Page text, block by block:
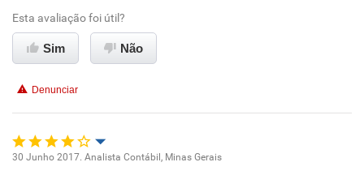
Conciliação com a vida familiar
Não recomenda a diretoria
Esta avaliação foi útil?
Sim Não
Denunciar
30 Junho 2017. Analista Contábil, Minas Gerais